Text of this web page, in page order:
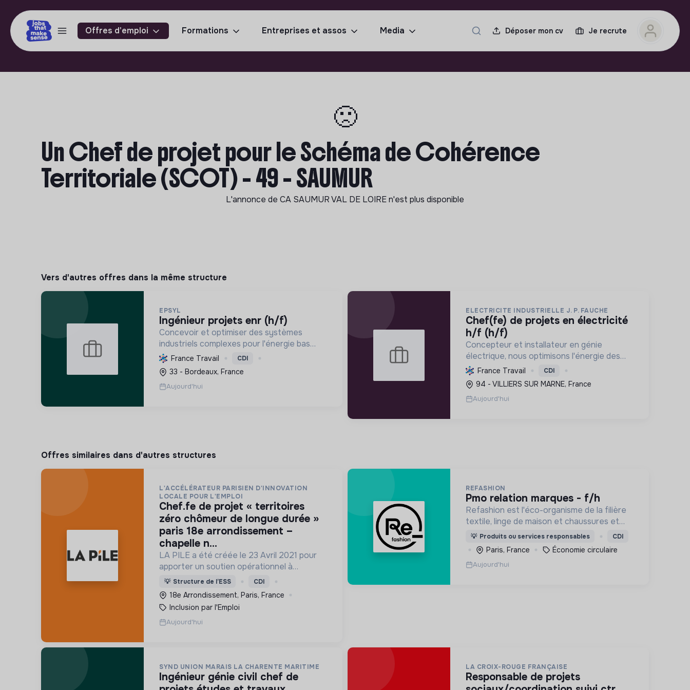
Offres d'emploi Formations Entreprises et assos Media Déposer mon cv Je recrute
🙁
Un Chef de projet pour le Schéma de Cohérence
Territoriale (SCOT) - 49 - SAUMUR
L'annonce de CA SAUMUR VAL DE LOIREn'est plus disponible
Vers d'autres offres dans la même structure
EPSYL
ingénieur projets enr (h/f)
Concevoir et optimiser des systèmes
industriels complexes pour l'énergie bas
carbone et la mobilité durable, en
s'appuyant sur l'innovation et une
démarche RSE.
France Travail CDI
33 - Bordeaux, France
Aujourd'hui
ELECTRICITE INDUSTRIELLE J. P. FAUCHE
chef(fe) de projets en électricité
h/f (h/f)
Concepteur et installateur en génie
électrique, nous optimisons l'énergie des
entreprises et collectivités. Engagés dans
la transition écologique avec le Label RGE,
nous offrons des solutions innovant...
France Travail CDI
94 - VILLIERS SUR MARNE, France
Aujourd'hui
Offres similaires dans d'autres structures
L'ACCÉLÉRATEUR PARISIEN D'INNOVATION
LOCALE POUR L'EMPLOI
chef.fe de projet « territoires
zéro chômeur de longue durée »
paris 18e arrondissement –
chapelle n...
LA PILE a été créée le 23 Avril 2021 pour
apporter un soutien opérationnel à
l'essaimage de l’expérimentation
"Territoires Zéro Chômeur de Longue
Durée" à Paris
💡 Structure de l’ESS CDI
18e Arrondissement, Paris, France
Inclusion par l'Emploi
Aujourd'hui
REFASHION
pmo relation marques - f/h
Refashion est l'éco-organisme de la filière
textile, linge de maison et chaussures et
une entreprise privée à but non lucratif,
agréée, depuis 2009, par le Ministère de la
Transition écologique.
💡 Produits ou services responsables CDI
Paris, France Économie circulaire
Aujourd'hui
SYND UNION MARAIS LA CHARENTE MARITIME
ingénieur génie civil chef de
LA CROIX-ROUGE FRANÇAISE
responsable de projets